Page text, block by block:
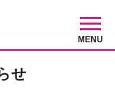
MENU
せ